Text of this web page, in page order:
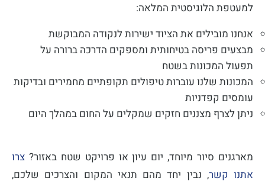
למעטפת הלוגיסטית המלאה:
אנחנו מובילים את הציוד ישירות לנקודה המבוקשת
מבצעים פריסה בטיחותית ומספקים הדרכה ברורה על
תפעול המכונות בשטח
המכונות שלנו עוברות טיפולים תקופתיים מחמירים ובדיקות
עומסים קפדניות
ניתן לצרף מצננים חזקים שמקלים על החום במהלך היום
מארגנים סיור מיוחד, יום עיון או פרויקט שטח באזור? צרו
אתנו קשר, נבין יחד מהם תנאי המקום והצרכים שלכם,